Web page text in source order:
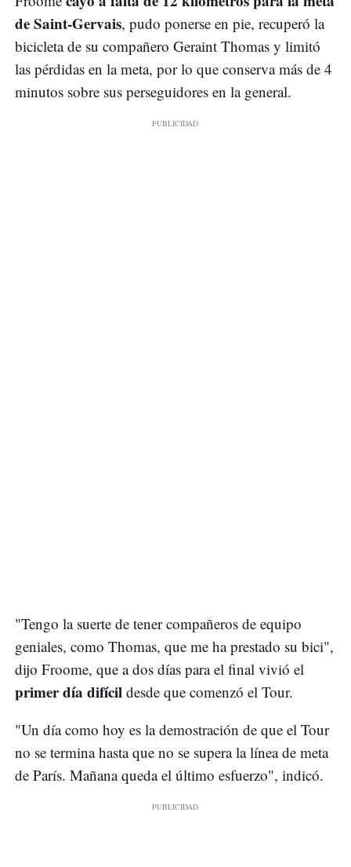
de Saint-Gervais, pudo ponerse en pie, recuperó la
bicicleta de su compañero Geraint Thomas y limitó
las pérdidas en la meta, por lo que conserva más de 4
minutos sobre sus perseguidores en la general.
"Tengo la suerte de tener compañeros de equipo
geniales, como Thomas, que me ha prestado su bici",
dijo Froome, que a dos días para el final vivió el
primer día difícil desde que comenzó el Tour.
"Un día como hoy es la demostración de que el Tour
no se termina hasta que no se supera la línea de meta
de París. Mañana queda el último esfuerzo", indicó.